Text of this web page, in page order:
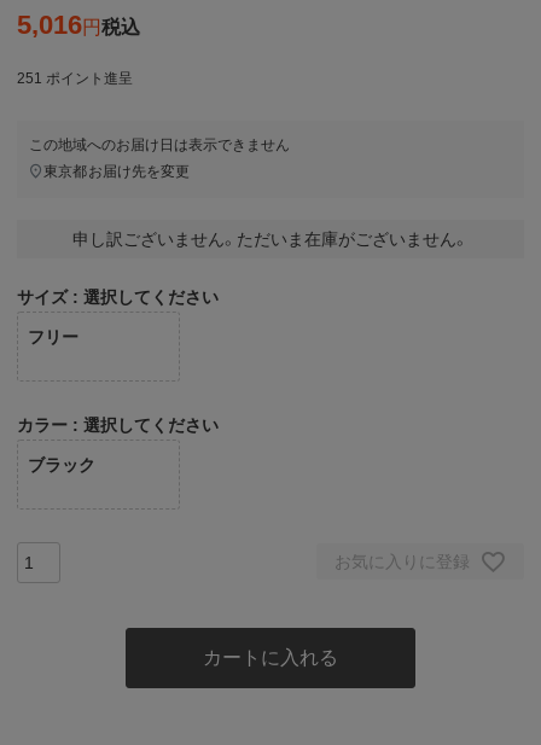
5,016 税込
251 ポイント進呈
この地域へのお届け日は表示できません
東京都お届け先を変更
申し訳ございません。ただいま在庫がございません。
サイズ 選択してください
フリー
カラー 選択してください
ブラック
お気に入りに登録
カートに入れる